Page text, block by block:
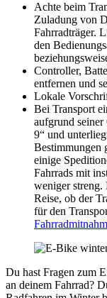
Achte beim
Zuladung von
Fahrradträger.
den
Controller,
entfernen und
Lokale
Bei Transport
aufgrund
9“ und
Bestimmungen
einige
Fahrrads mit
weniger
Reise, ob der
für den
Du hast Fragen zum
an deinem Fahrrad?